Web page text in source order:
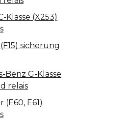
Klasse (X253)
sicherung
Benz G-Klasse
relais
E61)